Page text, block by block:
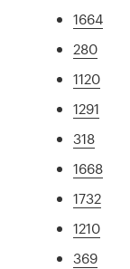
1664
280
1120
1291
318
1668
1732
1210
369